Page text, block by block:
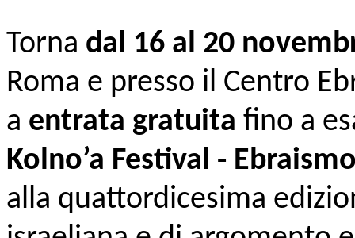
Torna dal 16 al 20
Roma e presso il Centro
a entrata gratuita fino a
Kolno’a Festival -
alla quattordicesima